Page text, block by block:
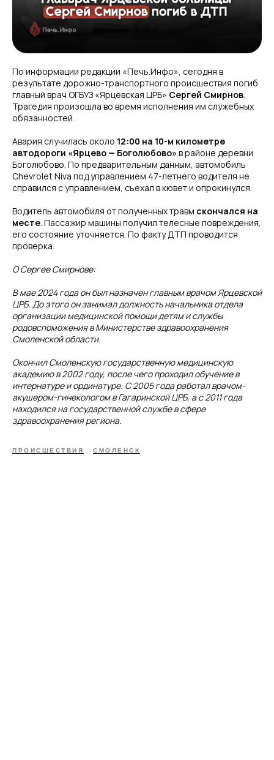
По информации редакции «Печь.Инфо», сегодня в
результате дорожно-транспортного происшествия погиб
главный врач ОГБУЗ «Ярцевская ЦРБ» Сергей Смирнов.
Трагедия произошла во время исполнения им служебных
обязанностей.
Авария случилась около 12:00 на 10-м километре
автодороги «Ярцево — Боголюбово» в районе деревни
Боголюбово. По предварительным данным, автомобиль
Chevrolet Niva под управлением 47-летнего водителя не
справился с управлением, съехал в кювет и опрокинулся.
Водитель автомобиля от полученных травм скончался на
месте. Пассажир машины получил телесные повреждения,
его состояние уточняется. По факту ДТП проводится
проверка.
О Сергее Смирнове:
В мае 2024 года он был назначен главным врачом Ярцевской
ЦРБ. До этого он занимал должность начальника отдела
организации медицинской помощи детям и службы
родовспоможения в Министерстве здравоохранения
Смоленской области.
Окончил Смоленскую государственную медицинскую
академию в 2002 году, после чего проходил обучение в
интернатуре и ординатуре. С 2005 года работал врачом-
акушером-гинекологом в Гагаринской ЦРБ, а с 2011 года
находился на государственной службе в сфере
здравоохранения региона.
ПРОИСШЕСТВИЯ СМОЛЕНСК